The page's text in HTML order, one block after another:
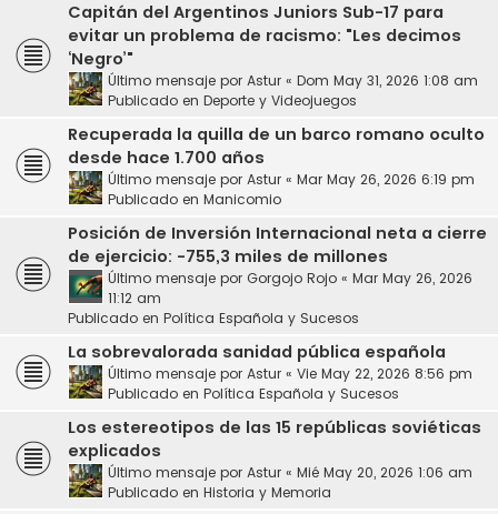
Capitán del Argentinos Juniors Sub-17 para
evitar un problema de racismo: "Les decimos
‘Negro’"
Último mensaje por Astur « Dom May 31, 2026 1:08 am
Publicado en Deporte y Videojuegos
Recuperada la quilla de un barco romano oculto
desde hace 1.700 años
Último mensaje por Astur « Mar May 26, 2026 6:19 pm
Publicado en Manicomio
Posición de Inversión Internacional neta a cierre
de ejercicio: -755,3 miles de millones
Último mensaje por Gorgojo Rojo « Mar May 26, 2026
11:12 am
Publicado en Política Española y Sucesos
La sobrevalorada sanidad pública española
Último mensaje por Astur « Vie May 22, 2026 8:56 pm
Publicado en Política Española y Sucesos
Los estereotipos de las 15 repúblicas soviéticas
explicados
Último mensaje por Astur « Mié May 20, 2026 1:06 am
Publicado en Historia y Memoria